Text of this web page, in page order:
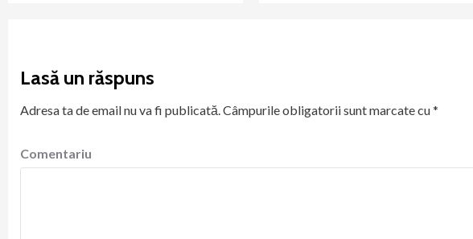
Lasă un răspuns
Adresa ta de email nu va fi publicată. Câmpurile obligatorii sunt marcate cu*
Comentariu